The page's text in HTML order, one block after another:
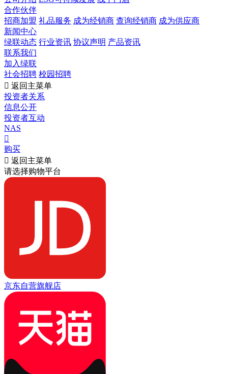
合作伙伴
招商加盟 礼品服务 成为经销商 查询经销商 成为供应商
新闻中心
绿联动态 行业资讯 协议声明 产品资讯
联系我们
加入绿联
社会招聘 校园招聘
 返回主菜单
投资者关系
信息公开
投资者互动
NAS

购买
 返回主菜单
请选择购物平台
京东自营旗舰店